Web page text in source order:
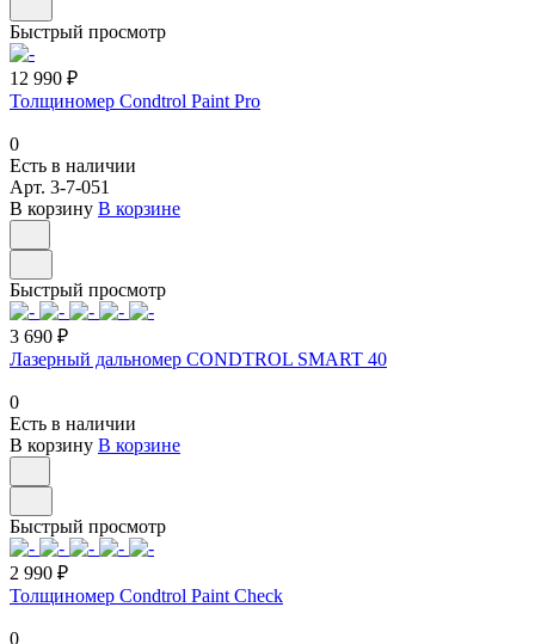
Быстрый просмотр
12 990 ₽
Толщиномер Condtrol Paint Pro
0
Есть в наличии
Арт. 3-7-051
В корзину В корзине
Быстрый просмотр
3 690 ₽
Лазерный дальномер CONDTROL SMART 40
0
Есть в наличии
В корзину В корзине
Быстрый просмотр
2 990 ₽
Толщиномер Condtrol Paint Check
0